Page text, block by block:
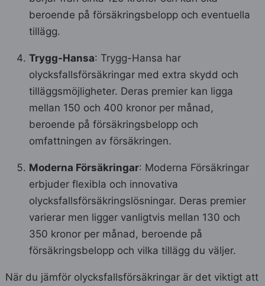
beroende på försäkringsbelopp och eventuella
tillägg.
Trygg-Hansa: Trygg-Hansa har
olycksfallsförsäkringar med extra skydd och
tilläggsmöjligheter. Deras premier kan ligga
mellan 150 och 400 kronor per månad,
beroende på försäkringsbelopp och
omfattningen av försäkringen.
Moderna Försäkringar: Moderna Försäkringar
erbjuder flexibla och innovativa
olycksfallsförsäkringslösningar. Deras premier
varierar men ligger vanligtvis mellan 130 och
350 kronor per månad, beroende på
försäkringsbelopp och vilka tillägg du väljer.
När du jämför olycksfallsförsäkringar är det viktigt att